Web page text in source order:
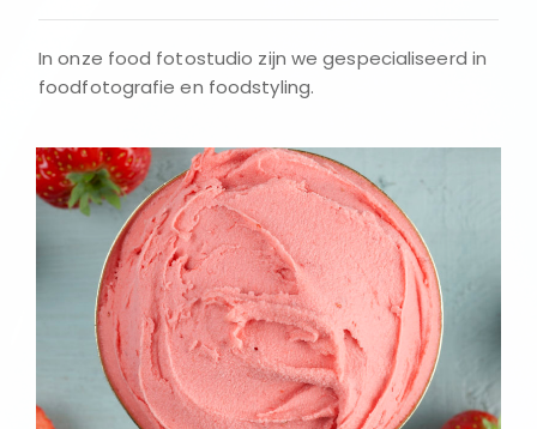
In onze food fotostudio zijn we gespecialiseerd in
foodfotografie en foodstyling.